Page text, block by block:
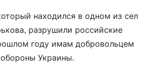
находился в одном из сел
разрушили российские
году имам добровольцем
Украины.